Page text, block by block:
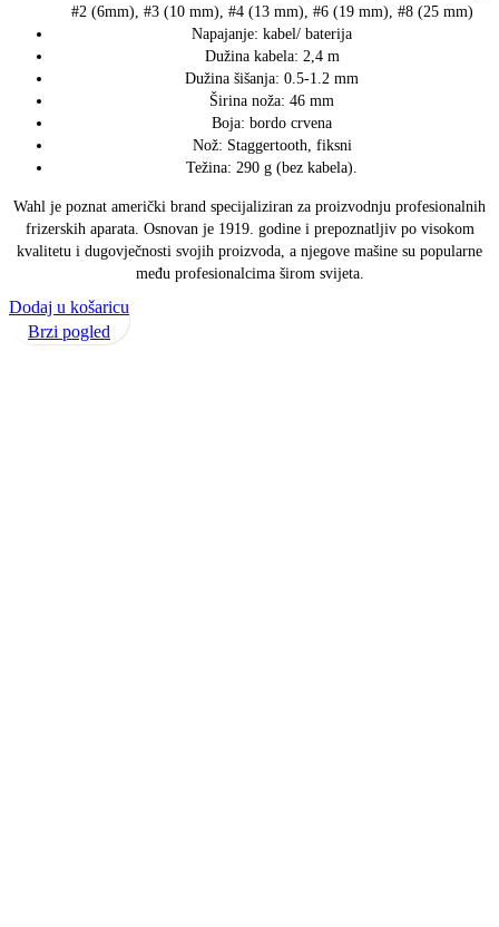
#2 (6mm), #3 (10 mm), #4 (13 mm), #6 (19 mm), #8 (25 mm)
Napajanje: kabel/ baterija
Dužina kabela: 2,4 m
Dužina šišanja: 0.5-1.2 mm
Širina noža: 46 mm
Boja: bordo crvena
Nož: Staggertooth, fiksni
Težina: 290 g (bez kabela).
Wahl je poznat američki brand specijaliziran za proizvodnju profesionalnih
frizerskih aparata. Osnovan je 1919. godine i prepoznatljiv po visokom
kvalitetu i dugovječnosti svojih proizvoda, a njegove mašine su popularne
među profesionalcima širom svijeta.
Dodaj u košaricu
Brzi pogled